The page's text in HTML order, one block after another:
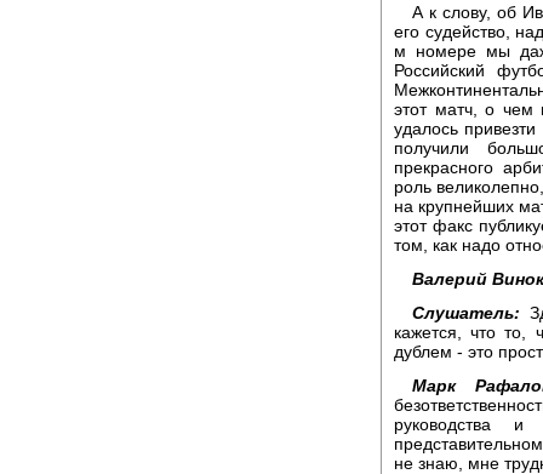
А к слову, об
его судейство,
м номере мы
Российский
этот матч, о чем
удалось
получили
прекрасного
роль
на крупнейших
этот факс
том, как надо
Валерий
Слушатель:
кажется, что то,
дублем - это
Марк
руководства
не знаю, мне